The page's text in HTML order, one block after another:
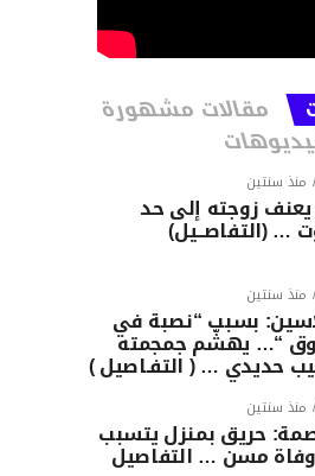
مقالات مشهورة
منذ سنتين
يعنف زوجته إلى حد
… (التفاصــيل)
منذ سنتين
بسبب “نصبة في
“… يهشّم جمجمته
حديدي … ( التفـاصيل )
منذ سنتين
حريق بمنزل يتسبب
مسن … التفاصيل